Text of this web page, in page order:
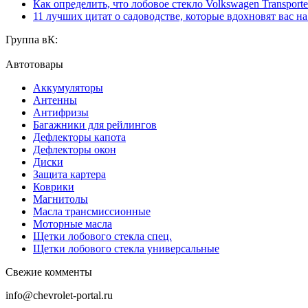
Как определить, что лобовое стекло Volkswagen
11 лучших цитат о садоводстве, которые вдохновят вас
Группа вК:
Автотовары
Аккумуляторы
Антенны
Антифризы
Багажники для рейлингов
Дефлекторы капота
Дефлекторы окон
Диски
Защита картера
Коврики
Магнитолы
Масла трансмиссионные
Моторные масла
Щетки лобового стекла спец.
Щетки лобового стекла универсальные
Свежие комменты
info@chevrolet-portal.ru